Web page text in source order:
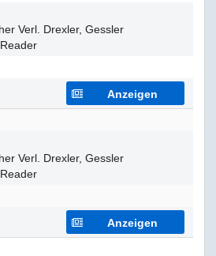
Verl. Drexler, Gessler
Anzeigen
Verl. Drexler, Gessler
Anzeigen